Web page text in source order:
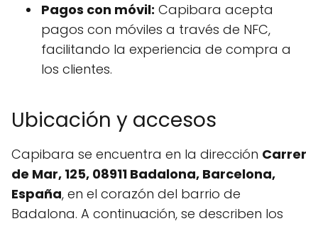
Pagos con móvil: Capibara acepta
pagos con móviles a través de NFC,
facilitando la experiencia de compra a
los clientes.
Ubicación y accesos
Capibara se encuentra en la dirección Carrer
de Mar, 125, 08911 Badalona, Barcelona,
España, en el corazón del barrio de
Badalona. A continuación, se describen los